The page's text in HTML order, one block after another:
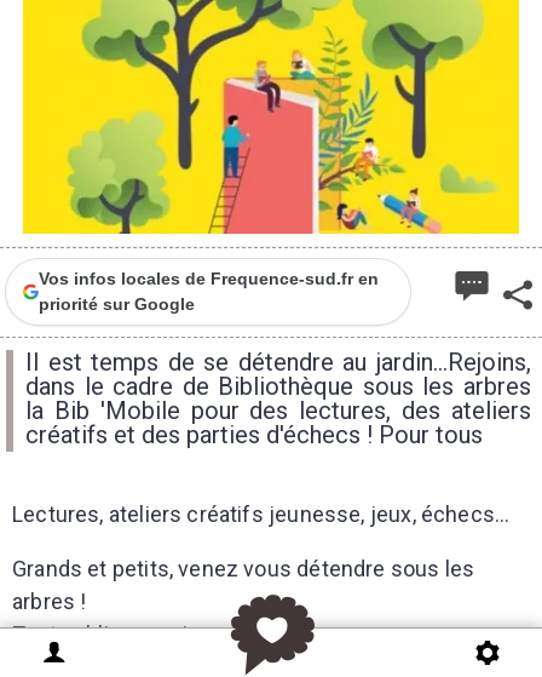
Vos infos locales de Frequence-sud.fr en
priorité sur Google
Il est temps de se détendre au jardin...Rejoins,
dans le cadre de Bibliothèque sous les arbres
la Bib 'Mobile pour des lectures, des ateliers
créatifs et des parties d'échecs ! Pour tous
Lectures, ateliers créatifs jeunesse, jeux, échecs...
Grands et petits, venez vous détendre sous les
arbres !
Tout public, sans inscription